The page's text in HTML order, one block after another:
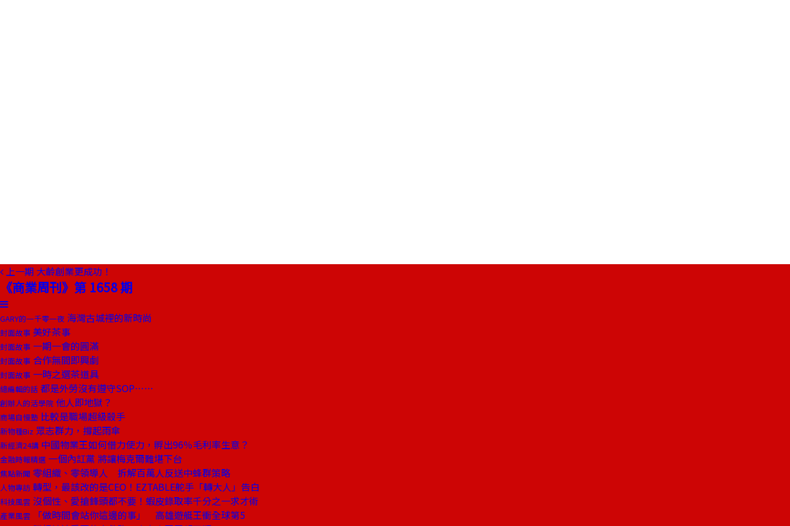
上一期 大齡創業更成功！
《商業周刊》第 1658 期
GARY的一千零一夜 海灣古城裡的新時尚
封面故事 美好茶事
封面故事 一期一會的圓滿
封面故事 合作無間即興劇
封面故事 一時之選茶道具
總編輯的話 都是外勞沒有遵守SOP⋯⋯
創辦人的活學院 他人即地獄？
商場自慢塾 比較是職場超級殺手
新物種Biz 眾志群力，撐起雨傘
新經濟24講 中國物業王如何借力使力，孵出96％毛利率生意？
金融時報精選 一個內訌黨 將讓梅克爾難堪下台
焦點新聞 零組織、零領導人 拆解百萬人反送中蜂群策略
人物專訪 轉型，最該改的是CEO！EZTABLE舵手「轉大人」告白
科技風雲 沒個性、愛搶鋒頭都不要！蝦皮錄取率千分之一求才術
產業風雲 「做時間會站你這邊的事」 高雄遊艇王衝全球第5